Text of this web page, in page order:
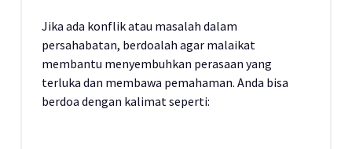
Jika ada konflik atau masalah dalam
persahabatan, berdoalah agar malaikat
membantu menyembuhkan perasaan yang
terluka dan membawa pemahaman. Anda bisa
berdoa dengan kalimat seperti: